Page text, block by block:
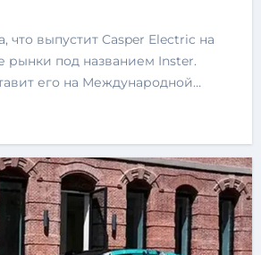
рынки под названием Inster.
его на Международной…